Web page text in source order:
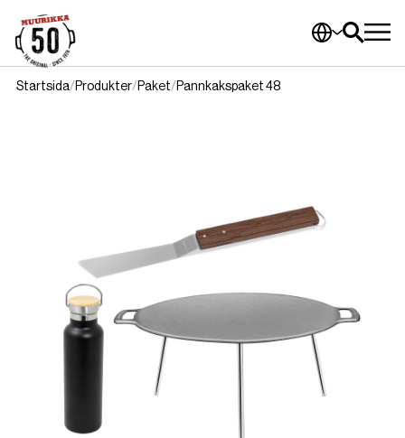
Startsida Produkter Paket Pannkakspaket 48